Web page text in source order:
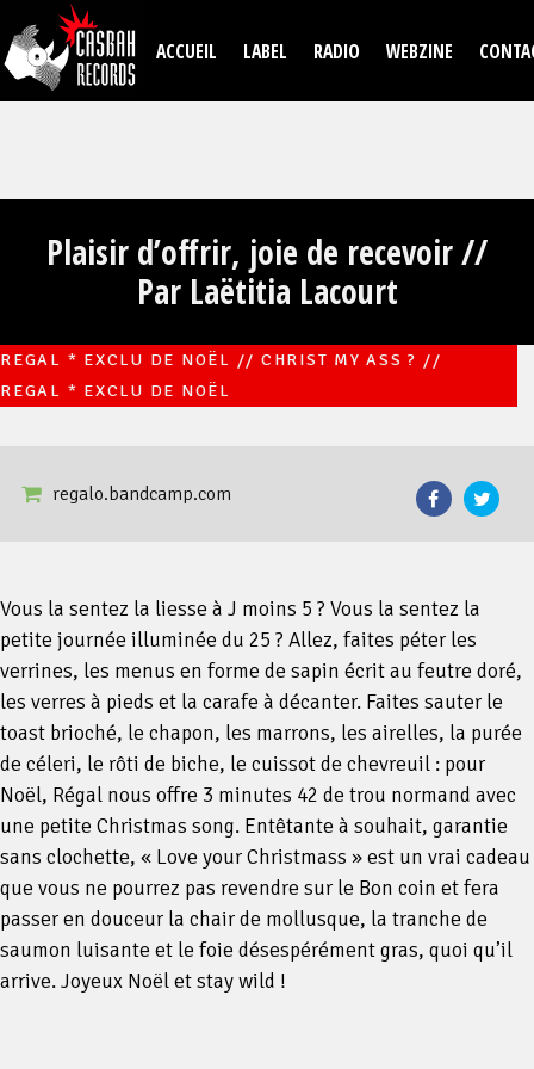
Aller au contenu principal
ACCUEIL LABEL RADIO WEBZINE
Plaisir d’offrir, joie de recevoir //
Par Laëtitia Lacourt
REGAL * EXCLU DE NOËL // CHRIST MY ASS ? //
REGAL * EXCLU DE NOËL
regalo.bandcamp.com
Vous la sentez la liesse à J moins 5 ? Vous la sentez la
petite journée illuminée du 25 ? Allez, faites péter les
verrines, les menus en forme de sapin écrit au feutre doré,
les verres à pieds et la carafe à décanter. Faites sauter le
toast brioché, le chapon, les marrons, les airelles, la purée
de céleri, le rôti de biche, le cuissot de chevreuil : pour
Noël, Régal nous offre 3 minutes 42 de trou normand avec
une petite Christmas song. Entêtante à souhait, garantie
sans clochette, « Love your Christmass » est un vrai cadeau
que vous ne pourrez pas revendre sur le Bon coin et fera
passer en douceur la chair de mollusque, la tranche de
saumon luisante et le foie désespérément gras, quoi qu’il
arrive. Joyeux Noël et stay wild !